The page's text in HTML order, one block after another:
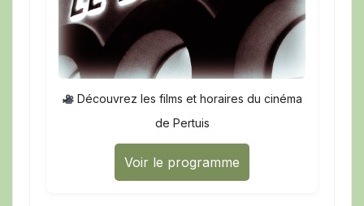
Découvrez les films et horaires du cinéma
de Pertuis
Voir le programme